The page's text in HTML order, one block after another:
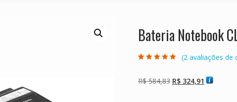
Bateria Notebook
baseado em
avaliações de
(2 avaliações de
R$584,83 O
R$ 324,91 O